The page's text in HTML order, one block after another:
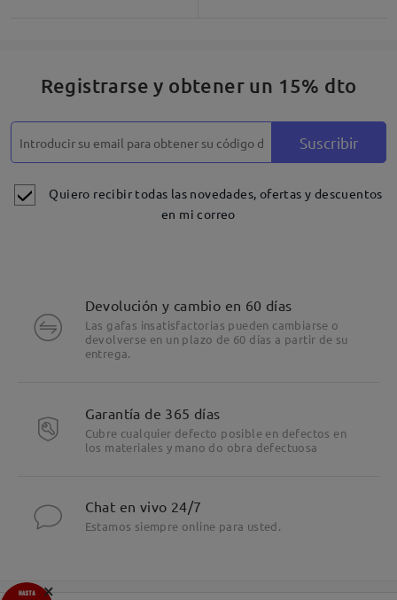
Registrarse y obtener un 15% dto
Suscribir
Quiero recibir todas las novedades, ofertas y descuentos
en mi correo
Devolución y cambio en 60 días
Las gafas insatisfactorias pueden cambiarse o
devolverse en un plazo de 60 días a partir de su
entrega.
Garantía de 365 días
Cubre cualquier defecto posible en defectos en
los materiales y mano do obra defectuosa
Chat en vivo 24/7
Estamos siempre online para usted.
×